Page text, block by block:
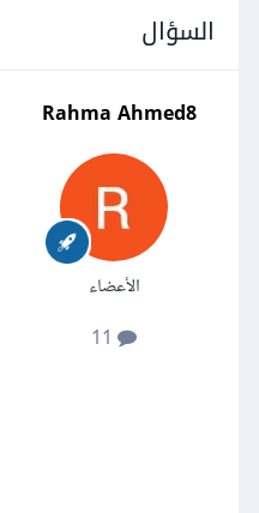
السؤال
Rahma Ahmed8
الأعضاء